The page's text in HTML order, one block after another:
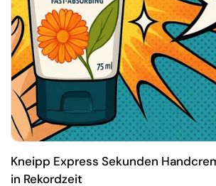
Kneipp Express Sekunden
in Rekordzeit